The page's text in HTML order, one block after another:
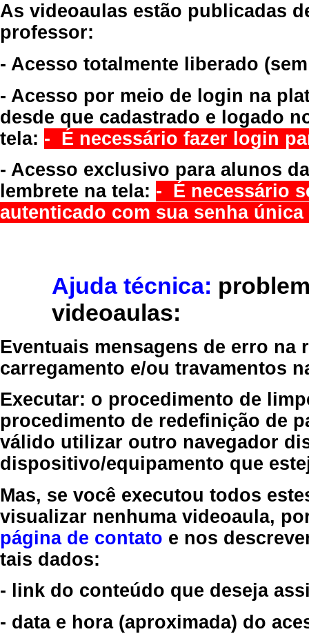
As videoaulas estão publicadas
professor:
- Acesso totalmente liberado
- Acesso por meio de login na
desde que cadastrado e logado
tela: - É necessário fazer login
- Acesso exclusivo para alunos
lembrete na tela: - É necessário
autenticado com sua senha
Ajuda técnica:
videoaulas:
Eventuais mensagens de erro
carregamento e/ou travamentos
Executar: o procedimento de
procedimento de redefinição de
válido utilizar outro navegador
dispositivo/equipamento que
Mas, se você executou todos
visualizar nenhuma videoaula,
página de contato e nos
tais dados:
- link do conteúdo que deseja
- data e hora (aproximada) do